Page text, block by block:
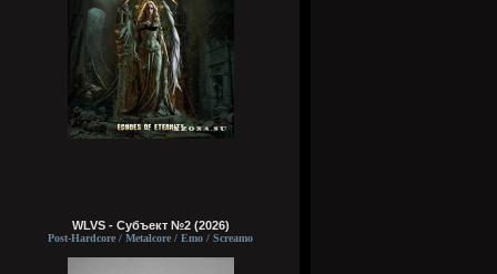
WLVS - Субъект №2 (2026)
Post-Hardcore / Metalcore / Emo / Screamo